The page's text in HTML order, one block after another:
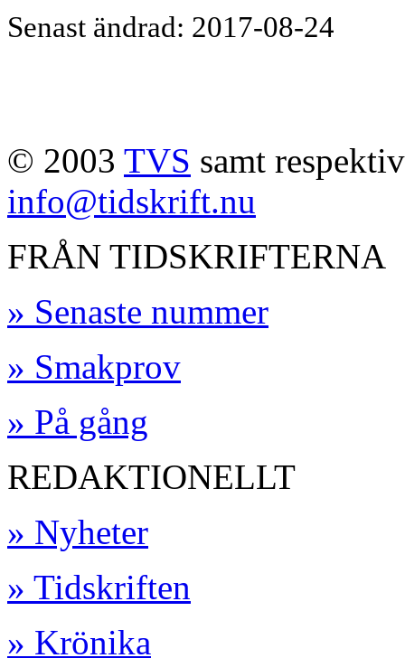
Senast ändrad: 2017-08-24
© 2003 TVS samt
info@tidskrift.nu
FRÅN TIDSKRIFTERNA
» Senaste nummer
» Smakprov
» På gång
REDAKTIONELLT
» Nyheter
» Tidskriften
» Krönika